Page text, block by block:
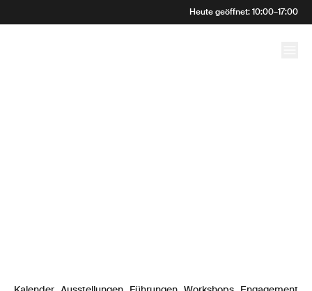
Heute geöffnet: 10:00–17:00
Kunstmuseum Bern